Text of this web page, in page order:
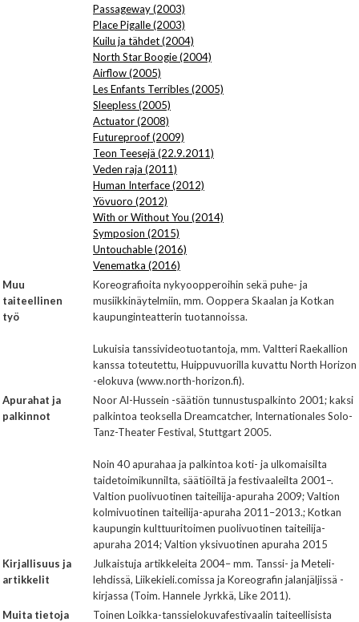
Passageway (2003)
Place Pigalle (2003)
Kuilu ja tähdet (2004)
North Star Boogie (2004)
Airflow (2005)
Les Enfants Terribles (2005)
Sleepless (2005)
Actuator (2008)
Futureproof (2009)
Teon Teesejä (22.9.2011)
Veden raja (2011)
Human Interface (2012)
Yövuoro (2012)
With or Without You (2014)
Symposion (2015)
Untouchable (2016)
Venematka (2016)
Muu
taiteellinen
työ
Koreografioita nykyoopperoihin sekä puhe- ja
musiikkinäytelmiin, mm. Ooppera Skaalan ja Kotkan
kaupunginteatterin tuotannoissa.
Lukuisia tanssivideotuotantoja, mm. Valtteri Raekallion
kanssa toteutettu, Huippuvuorilla kuvattu North Horizon
-elokuva (www.north-horizon.fi).
Apurahat ja
palkinnot
Noor Al-Hussein -säätiön tunnustuspalkinto 2001; kaksi
palkintoa teoksella Dreamcatcher, Internationales Solo-
Tanz-Theater Festival, Stuttgart 2005.
Noin 40 apurahaa ja palkintoa koti- ja ulkomaisilta
taidetoimikunnilta, säätiöiltä ja festivaaleilta 2001–.
Valtion puolivuotinen taiteilija-apuraha 2009; Valtion
kolmivuotinen taiteilija-apuraha 2011–2013.; Kotkan
kaupungin kulttuuritoimen puolivuotinen taiteilija-
apuraha 2014; Valtion yksivuotinen apuraha 2015
Kirjallisuus ja
artikkelit
Julkaistuja artikkeleita 2004– mm. Tanssi- ja Meteli-
lehdissä, Liikekieli.comissa ja Koreografin jalanjäljissä -
kirjassa (Toim. Hannele Jyrkkä, Like 2011).
Muita tietoja
Toinen Loikka-tanssielokuvafestivaalin taiteellisista